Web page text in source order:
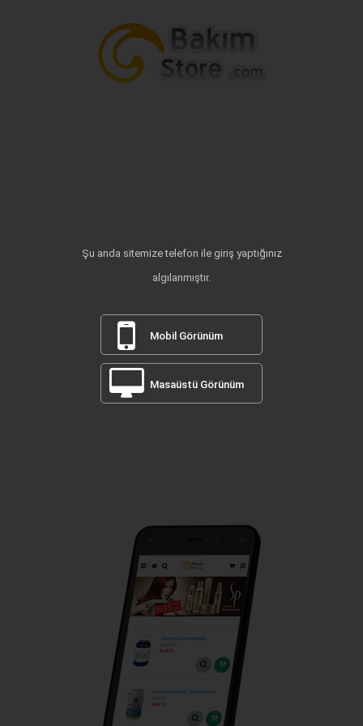
Şu anda sitemize telefon ile giriş yaptığınız
algılanmıştır.
Mobil Görünüm
Masaüstü Görünüm